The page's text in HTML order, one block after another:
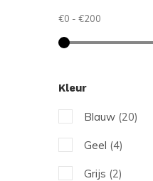
€0 - €200
Kleur
Blauw (20)
Geel (4)
Grijs (2)